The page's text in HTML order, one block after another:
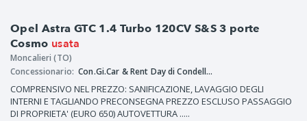
Opel Astra GTC 1.4 Turbo 120CV S&S 3 porte
Cosmo usata
Moncalieri (TO)
Concessionario:
Con.Gi.Car & Rent Day di Condello Giovanni
COMPRENSIVO NEL PREZZO: SANIFICAZIONE, LAVAGGIO DEGLI
INTERNI E TAGLIANDO PRECONSEGNA PREZZO ESCLUSO PASSAGGIO
DI PROPRIETA' (EURO 650) AUTOVETTURA .....